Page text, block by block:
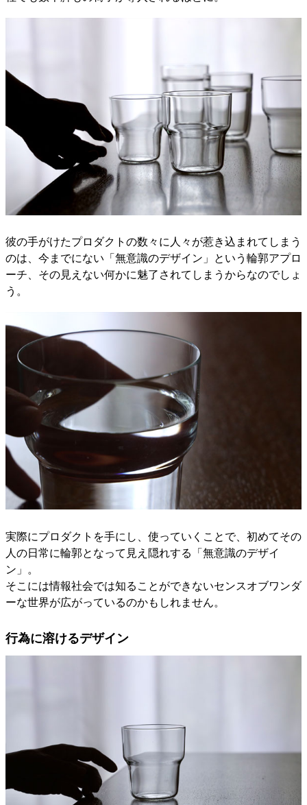
彼の手がけたプロダクトの数々に人々が惹き込まれてしまう
のは、今までにない「無意識のデザイン」という輪郭アプロ
ーチ、その見えない何かに魅了されてしまうからなのでしょ
う。
実際にプロダクトを手にし、使っていくことで、初めてその
人の日常に輪郭となって見え隠れする「無意識のデザイ
ン」。
そこには情報社会では知ることができないセンスオブワンダ
ーな世界が広がっているのかもしれません。
行為に溶けるデザイン